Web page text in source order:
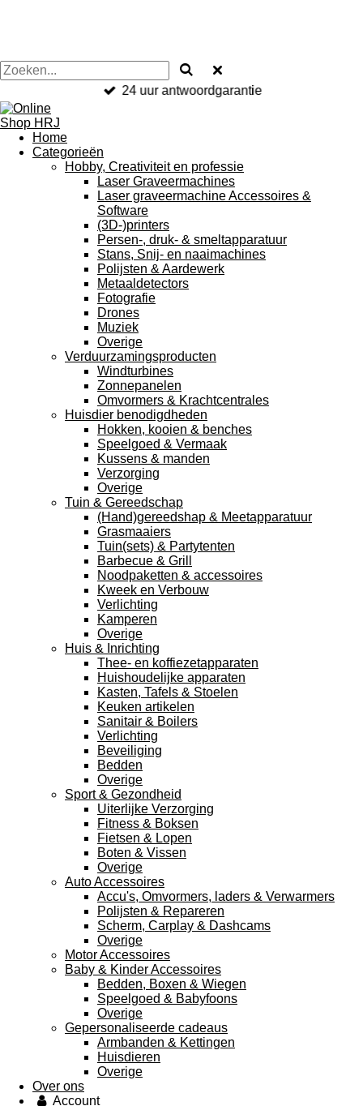
24 uur antwoordgarantie
Home
Categorieën
Hobby, Creativiteit en professie
Laser Graveermachines
Laser graveermachine Accessoires &
Software
(3D-)printers
Persen-, druk- & smeltapparatuur
Stans, Snij- en naaimachines
Polijsten & Aardewerk
Metaaldetectors
Fotografie
Drones
Muziek
Overige
Verduurzamingsproducten
Windturbines
Zonnepanelen
Omvormers & Krachtcentrales
Huisdier benodigdheden
Hokken, kooien & benches
Speelgoed & Vermaak
Kussens & manden
Verzorging
Overige
Tuin & Gereedschap
(Hand)gereedshap & Meetapparatuur
Grasmaaiers
Tuin(sets) & Partytenten
Barbecue & Grill
Noodpaketten & accessoires
Kweek en Verbouw
Verlichting
Kamperen
Overige
Huis & Inrichting
Thee- en koffiezetapparaten
Huishoudelijke apparaten
Kasten, Tafels & Stoelen
Keuken artikelen
Sanitair & Boilers
Verlichting
Beveiliging
Bedden
Overige
Sport & Gezondheid
Uiterlijke Verzorging
Fitness & Boksen
Fietsen & Lopen
Boten & Vissen
Overige
Auto Accessoires
Accu's, Omvormers, laders & Verwarmers
Polijsten & Repareren
Scherm, Carplay & Dashcams
Overige
Motor Accessoires
Baby & Kinder Accessoires
Bedden, Boxen & Wiegen
Speelgoed & Babyfoons
Overige
Gepersonaliseerde cadeaus
Armbanden & Kettingen
Huisdieren
Overige
Over ons
Account